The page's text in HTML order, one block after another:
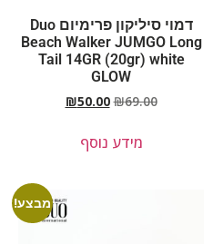
דמוי סיליקון פרימיום Duo
Beach Walker JUMGO Long
Tail 14GR (20gr) white
GLOW
₪69.00
₪50.00
מידע נוסף
מבצע!